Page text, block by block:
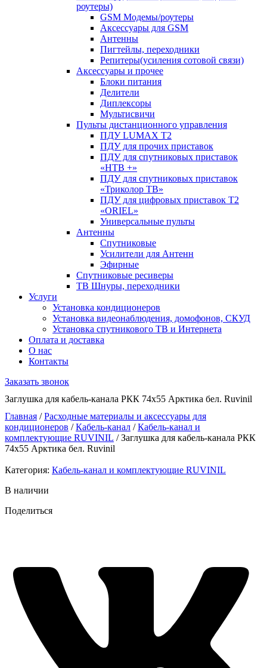
роутеры)
GSM Модемы/роутеры
Аксессуары для GSM
Антенны
Пигтейлы, переходники
Репитеры(усиления сотовой связи)
Аксессуары и прочее
Блоки питания
Делители
Диплексоры
Мультисвичи
Пульты дистанционного управления
ПДУ LUMAX Т2
ПДУ для прочих приставок
ПДУ для спутниковых приставок
«НТВ +»
ПДУ для спутниковых приставок
«Триколор ТВ»
ПДУ для цифровых приставок Т2
«ORIEL»
Универсальные пульты
Антенны
Спутниковые
Усилители для Антенн
Эфирные
Спутниковые ресиверы
ТВ Шнуры, переходники
Услуги
Установка кондиционеров
Установка видеонаблюдения, домофонов, СКУД
Установка спутникового ТВ и Интернета
Оплата и доставка
О нас
Контакты
Заказать звонок
Заглушка для кабель-канала РКК 74х55 Арктика бел. Ruvinil
Главная /Расходные материалы и аксессуары для
кондиционеров /Кабель-канал /Кабель-канал и
комплектующие RUVINIL / Заглушка для кабель-канала РКК
74х55 Арктика бел. Ruvinil
Категория: Кабель-канал и комплектующие RUVINIL
В наличии
Поделиться